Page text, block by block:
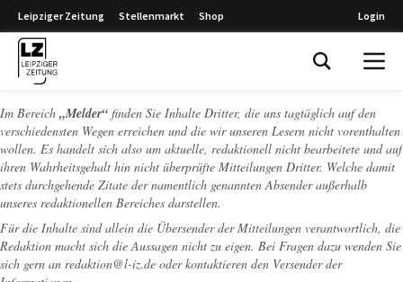
Leipziger Zeitung Stellenmarkt Shop Login
Im Bereich „Melder“ finden Sie Inhalte Dritter, die uns tagtäglich auf den
verschiedensten Wegen erreichen und die wir unseren Lesern nicht vorenthalten
wollen. Es handelt sich also um aktuelle, redaktionell nicht bearbeitete und auf
ihren Wahrheitsgehalt hin nicht überprüfte Mitteilungen Dritter. Welche damit
stets durchgehende Zitate der namentlich genannten Absender außerhalb
unseres redaktionellen Bereiches darstellen.
Für die Inhalte sind allein die Übersender der Mitteilungen verantwortlich, die
Redaktion macht sich die Aussagen nicht zu eigen. Bei Fragen dazu wenden Sie
sich gern an redaktion@l-iz.de oder kontaktieren den Versender der